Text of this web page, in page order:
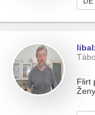
Flirt
Ženy